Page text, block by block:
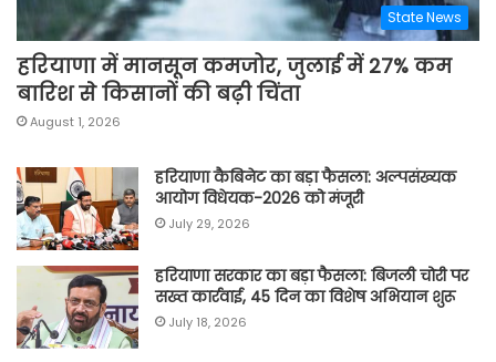
State News
हरियाणा में मानसून कमजोर, जुलाई में 27% कम
बारिश से किसानों की बढ़ी चिंता
August 1, 2026
हरियाणा कैबिनेट का बड़ा फैसला: अल्पसंख्यक
आयोग विधेयक-2026 को मंजूरी
July 29, 2026
हरियाणा सरकार का बड़ा फैसला: बिजली चोरी पर
सख्त कार्रवाई, 45 दिन का विशेष अभियान शुरू
July 18, 2026